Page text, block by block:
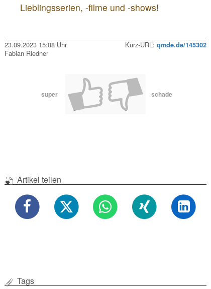
Lieblingsserien, -filme und -shows!
23.09.2023 15:08 Uhr Kurz-URL: qmde.de/145302
Fabian Riedner
super schade
Artikel teilen
Tags